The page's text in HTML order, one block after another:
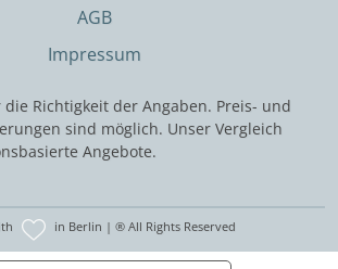
AGB
Impressum
Richtigkeit der Angaben. Preis- und
sind möglich. Unser Vergleich
Angebote.
in Berlin | ® All Rights Reserved